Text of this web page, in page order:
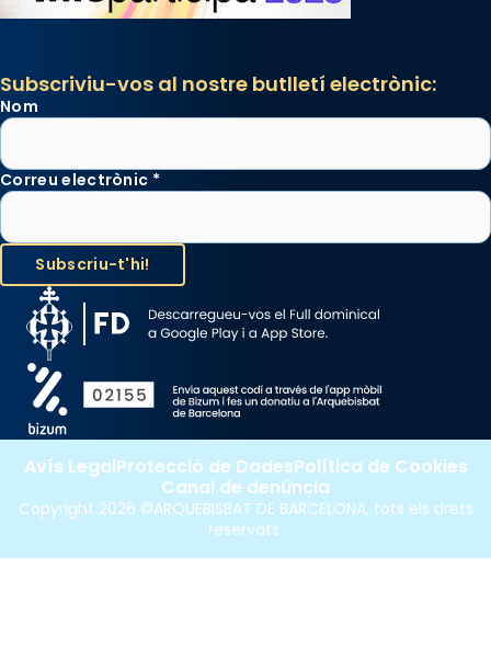
Subscriviu-vos al nostre butlletí electrònic:
Nom
Correu electrònic *
Copyright 2026 ©ARQUEBISBAT DE BARCELONA, tots els drets
reservats.
Avís LegalProtecció de DadesPolítica de Cookies
Canal de denúncia